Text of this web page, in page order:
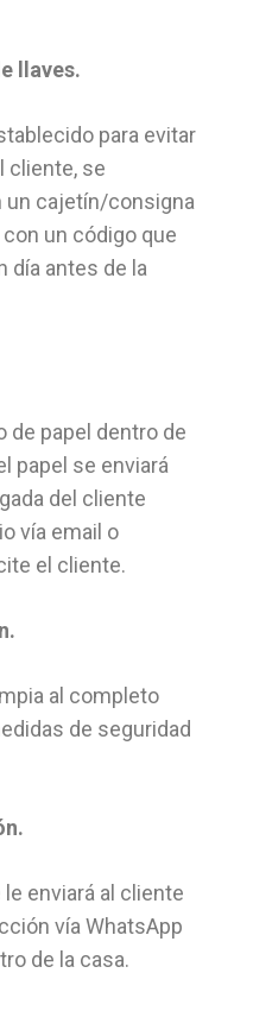
llaves.
para evitar
cliente, se
un cajetín/consigna
un código que
día antes de la
de papel dentro de
papel se enviará
del cliente
vía email o
el cliente.
al completo
de seguridad
enviará al cliente
vía WhatsApp
de la casa.